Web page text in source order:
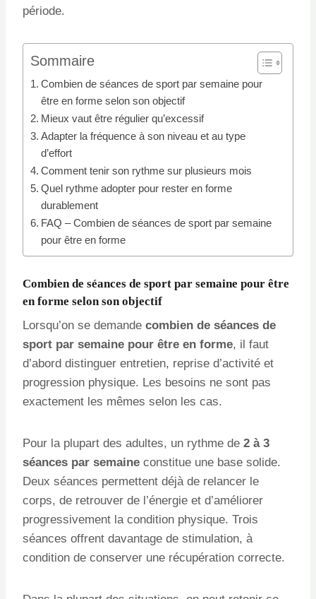
période.
Sommaire
Combien de séances de sport par semaine pour
être en forme selon son objectif
Mieux vaut être régulier qu’excessif
Adapter la fréquence à son niveau et au type
d’effort
Comment tenir son rythme sur plusieurs mois
Quel rythme adopter pour rester en forme
durablement
FAQ – Combien de séances de sport par semaine
pour être en forme
Combien de séances de sport par semaine pour être
en forme selon son objectif
Lorsqu’on se demande combien de séances de
sport par semaine pour être en forme, il faut
d’abord distinguer entretien, reprise d’activité et
progression physique. Les besoins ne sont pas
exactement les mêmes selon les cas.
Pour la plupart des adultes, un rythme de 2 à 3
séances par semaine constitue une base solide.
Deux séances permettent déjà de relancer le
corps, de retrouver de l’énergie et d’améliorer
progressivement la condition physique. Trois
séances offrent davantage de stimulation, à
condition de conserver une récupération correcte.